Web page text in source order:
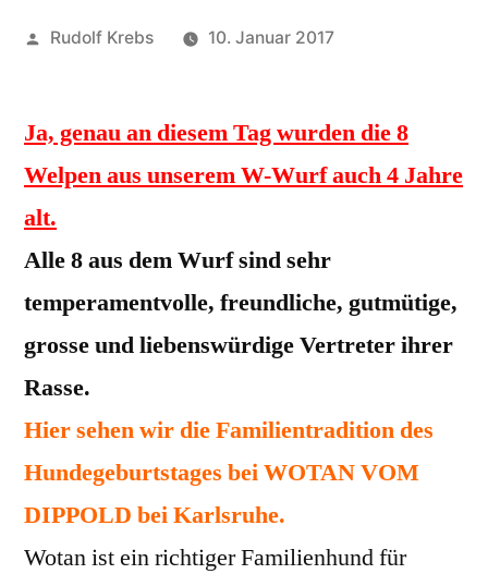
Veröffentlicht
Rudolf Krebs 10. Januar 2017
Ja, genau an diesem Tag wurden die 8
Welpen aus unserem W-Wurf auch 4 Jahre
alt.
Alle 8 aus dem Wurf sind sehr
temperamentvolle, freundliche, gutmütige,
grosse und liebenswürdige Vertreter ihrer
Rasse.
Hier sehen wir die Familientradition des
Hundegeburtstages bei WOTAN VOM
DIPPOLD bei Karlsruhe.
Wotan ist ein richtiger Familienhund für